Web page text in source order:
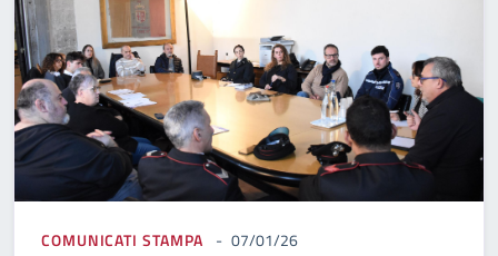
COMUNICATI STAMPA 07/01/26